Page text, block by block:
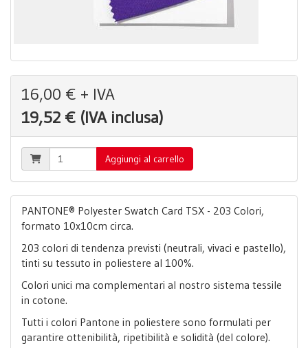
16,00 € + IVA
19,52 € (IVA inclusa)
Aggiungi al carrello
PANTONE® Polyester Swatch Card TSX - 203 Colori,
formato 10x10cm circa.
203 colori di tendenza previsti (neutrali, vivaci e pastello),
tinti su tessuto in poliestere al 100%.
Colori unici ma complementari al nostro sistema tessile
in cotone.
Tutti i colori Pantone in poliestere sono formulati per
garantire ottenibilità, ripetibilità e solidità (del colore).